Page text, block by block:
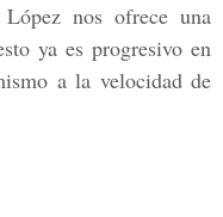
nos ofrece una
ya es progresivo en
a la velocidad de